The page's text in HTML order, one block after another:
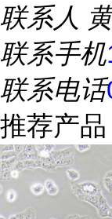
联系人
联系手机
联系电话
推荐产品